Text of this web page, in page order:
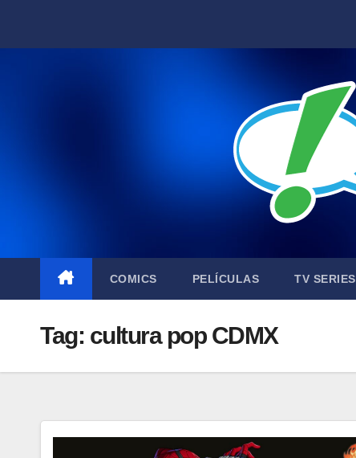
COMICS PELÍCULAS TV SERIES
Tag: cultura pop CDMX